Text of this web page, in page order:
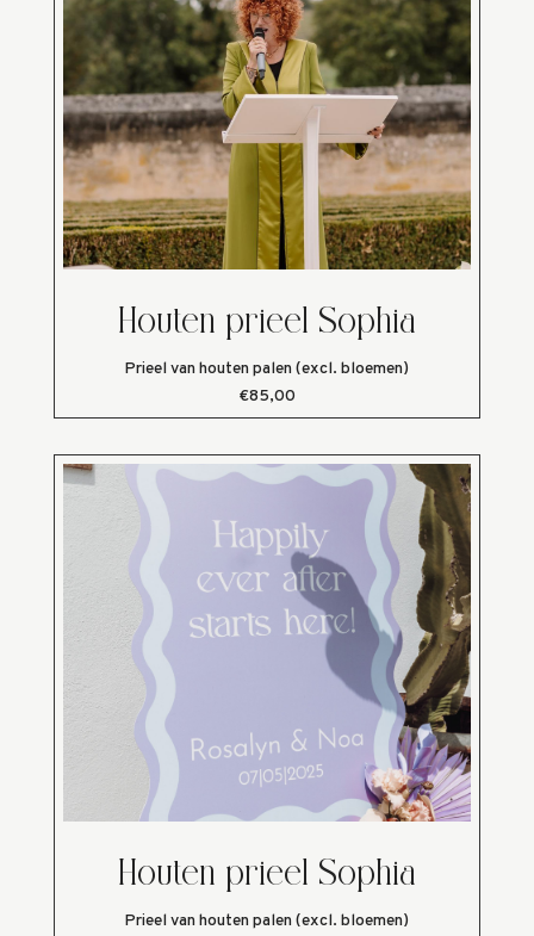
Houten prieel Sophia
Prieel van houten palen (excl. bloemen)
€85,00
Houten prieel Sophia
Prieel van houten palen (excl. bloemen)